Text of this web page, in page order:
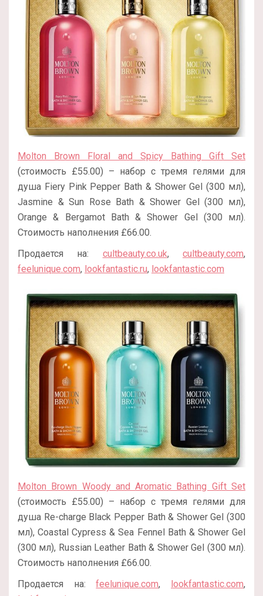
Molton Brown Floral and Spicy Bathing Gift Set
(стоимость £55.00) – набор с тремя гелями для
душа Fiery Pink Pepper Bath & Shower Gel (300 мл),
Jasmine & Sun Rose Bath & Shower Gel (300 мл),
Orange & Bergamot Bath & Shower Gel (300 мл).
Стоимость наполнения £66.00.
Продается на: cultbeauty.co.uk,cultbeauty.com,
feelunique.com, lookfantastic.ru, lookfantastic.com
Molton Brown Woody and Aromatic Bathing Gift Set
(стоимость £55.00) – набор с тремя гелями для
душа Re-charge Black Pepper Bath & Shower Gel (300
мл), Coastal Cypress & Sea Fennel Bath & Shower Gel
(300 мл), Russian Leather Bath & Shower Gel (300 мл).
Стоимость наполнения £66.00.
Продается на:feelunique.com, lookfantastic.com,